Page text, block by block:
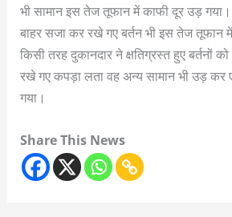
भी सामान इस तेज तूफान में काफी दूर उड़
बाहर सजा कर रखे गए बर्तन भी इस तेज तूफान
किसी तरह दुकानदार ने क्षतिग्रस्त हुए बर्तनों
रखे गए कपड़ा लता वह अन्य सामान भी उड़
गया।
Share This News